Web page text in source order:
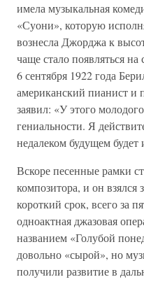
имела музыкальная
«Суони», которую
вознесла Джорджа к
чаще стало появляться
6 сентября 1922 года
американский пианист и
заявил: «У этого
гениальности. Я
недалеком будущем
Вскоре песенные рамки
композитора, и он
короткий срок, всего за
одноактная джазовая
названием «Голубой
довольно «сырой», но
получили развитие в